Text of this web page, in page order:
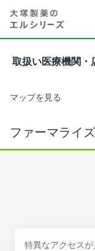
取扱い医療機関・
マップを見る
ファーマライ
特異なアクセス